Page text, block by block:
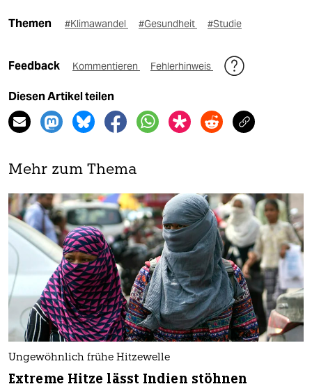
Themen #Klimawandel #Gesundheit #Studie
Feedback Kommentieren Fehlerhinweis
Diesen Artikel teilen
Mehr zum Thema
Ungewöhnlich frühe Hitzewelle
Extreme Hitze lässt Indien stöhnen